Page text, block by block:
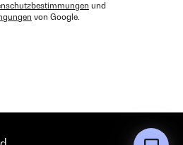
und
von Google.